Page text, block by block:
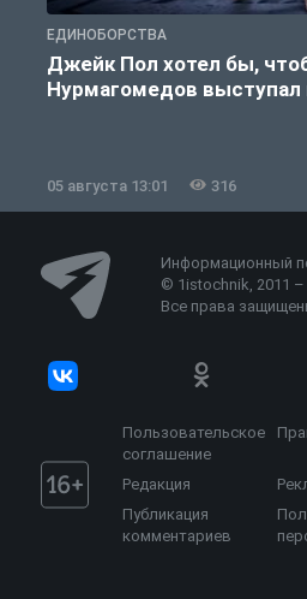
ЕДИНОБОРСТВА
Джейк Пол хотел бы,
Нурмагомедов выступал
05 августа 13:01 316
Информационный
© 1istochnik, 2011 –
Все права
Пользовательское
соглашение
Редакция
Публикация
комментариев